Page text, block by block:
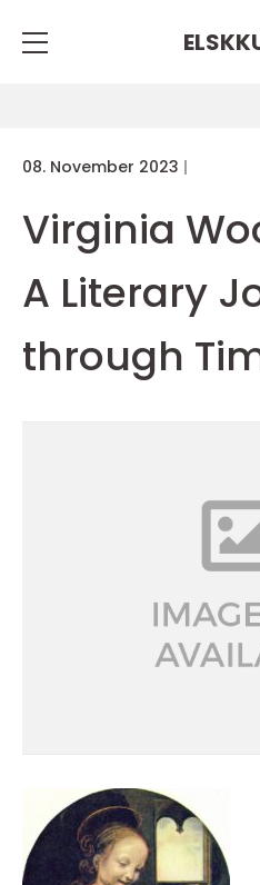
08. November 2023
Virginia
A Literary
through